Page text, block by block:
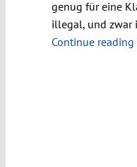
genug für eine
illegal, und zwar
Continue reading